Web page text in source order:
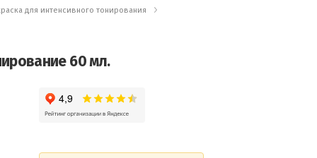
для интенсивного тонирования
60 мл.